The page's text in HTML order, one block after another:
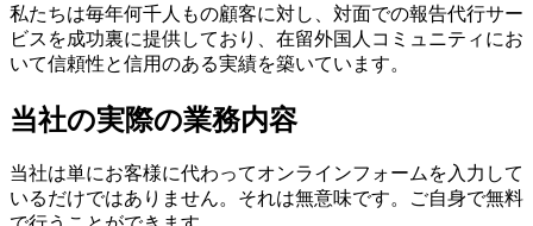
私たちは毎年何千人もの顧客に対し、対面での報告代行サー
ビスを成功裏に提供しており、在留外国人コミュニティにお
いて信頼性と信用のある実績を築いています。
当社の実際の業務内容
当社は単にお客様に代わってオンラインフォームを入力して
いるだけではありません。それは無意味です。ご自身で無料